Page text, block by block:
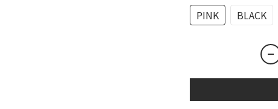
PINK BLACK